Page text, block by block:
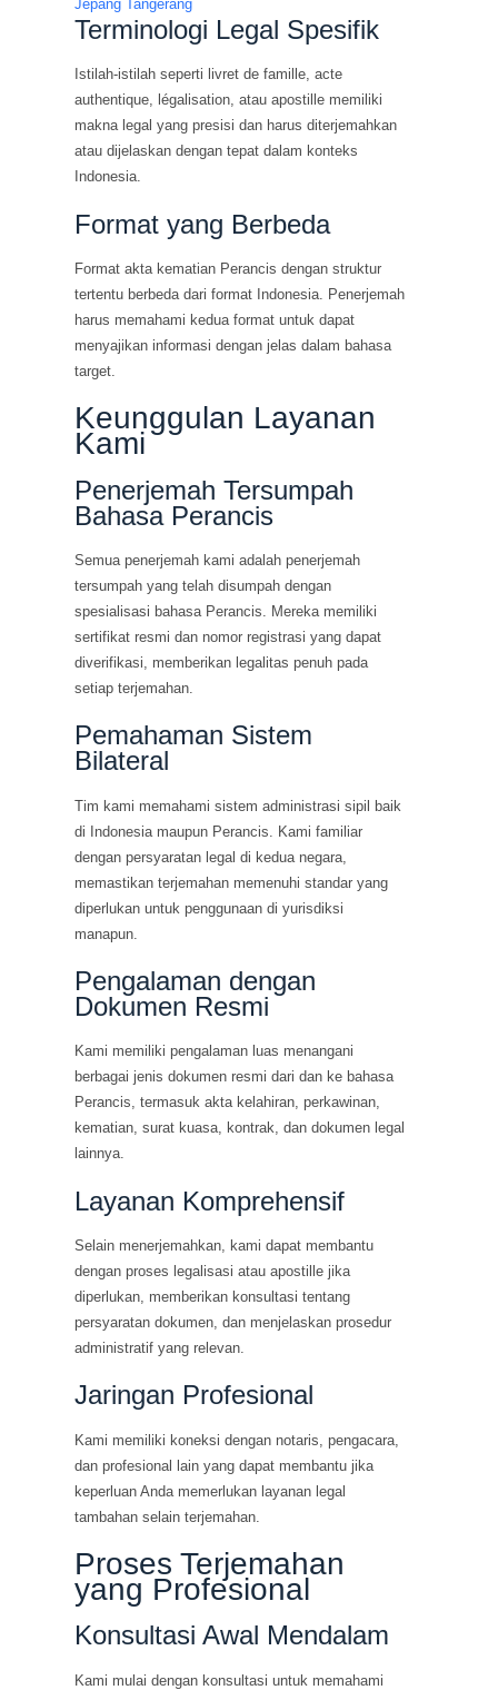
Jepang Tangerang
Terminologi Legal Spesifik
Istilah-istilah seperti livret de famille, acte
authentique, légalisation, atau apostille memiliki
makna legal yang presisi dan harus diterjemahkan
atau dijelaskan dengan tepat dalam konteks
Indonesia.
Format yang Berbeda
Format akta kematian Perancis dengan struktur
tertentu berbeda dari format Indonesia. Penerjemah
harus memahami kedua format untuk dapat
menyajikan informasi dengan jelas dalam bahasa
target.
Keunggulan Layanan
Kami
Penerjemah Tersumpah
Bahasa Perancis
Semua penerjemah kami adalah penerjemah
tersumpah yang telah disumpah dengan
spesialisasi bahasa Perancis. Mereka memiliki
sertifikat resmi dan nomor registrasi yang dapat
diverifikasi, memberikan legalitas penuh pada
setiap terjemahan.
Pemahaman Sistem
Bilateral
Tim kami memahami sistem administrasi sipil baik
di Indonesia maupun Perancis. Kami familiar
dengan persyaratan legal di kedua negara,
memastikan terjemahan memenuhi standar yang
diperlukan untuk penggunaan di yurisdiksi
manapun.
Pengalaman dengan
Dokumen Resmi
Kami memiliki pengalaman luas menangani
berbagai jenis dokumen resmi dari dan ke bahasa
Perancis, termasuk akta kelahiran, perkawinan,
kematian, surat kuasa, kontrak, dan dokumen legal
lainnya.
Layanan Komprehensif
Selain menerjemahkan, kami dapat membantu
dengan proses legalisasi atau apostille jika
diperlukan, memberikan konsultasi tentang
persyaratan dokumen, dan menjelaskan prosedur
administratif yang relevan.
Jaringan Profesional
Kami memiliki koneksi dengan notaris, pengacara,
dan profesional lain yang dapat membantu jika
keperluan Anda memerlukan layanan legal
tambahan selain terjemahan.
Proses Terjemahan
yang Profesional
Konsultasi Awal Mendalam
Kami mulai dengan konsultasi untuk memahami